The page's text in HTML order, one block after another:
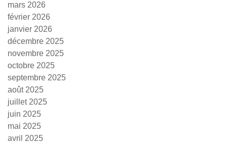
mars 2026
février 2026
janvier 2026
décembre 2025
novembre 2025
octobre 2025
septembre 2025
août 2025
juillet 2025
juin 2025
mai 2025
avril 2025